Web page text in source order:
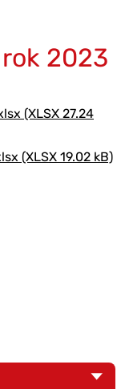
2023
(XLSX 27.24
(XLSX 19.02 kB)